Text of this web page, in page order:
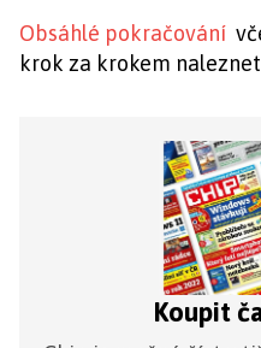
Obsáhlé pokračování
krok za krokem
Koupit